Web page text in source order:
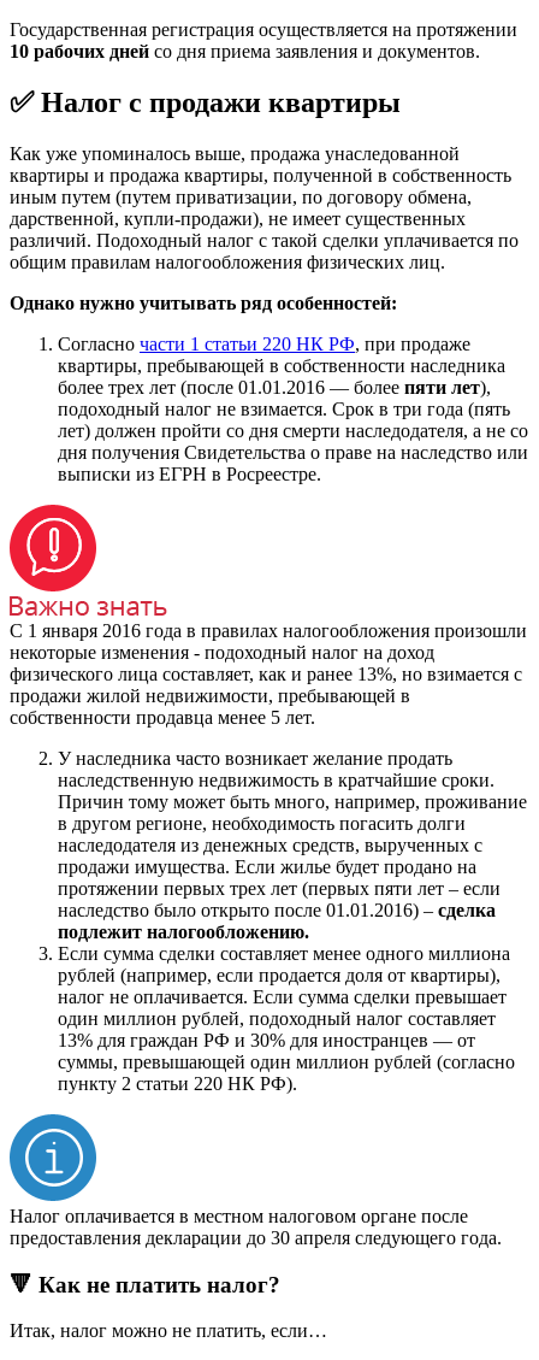
Государственная регистрация осуществляется на протяжении
10 рабочих дней со дня приема заявления и документов.
✅ Налог с продажи квартиры
Как уже упоминалось выше, продажа унаследованной
квартиры и продажа квартиры, полученной в собственность
иным путем (путем приватизации, по договору обмена,
дарственной, купли-продажи), не имеет существенных
различий. Подоходный налог с такой сделки уплачивается по
общим правилам налогообложения физических лиц.
Однако нужно учитывать ряд особенностей:
Согласно части 1 статьи 220 НК РФ, при продаже
квартиры, пребывающей в собственности наследника
более трех лет (после 01.01.2016 — более пяти лет),
подоходный налог не взимается. Срок в три года (пять
лет) должен пройти со дня смерти наследодателя, а не со
дня получения Свидетельства о праве на наследство или
выписки из ЕГРН в Росреестре.
С 1 января 2016 года в правилах налогообложения произошли
некоторые изменения - подоходный налог на доход
физического лица составляет, как и ранее 13%, но взимается с
продажи жилой недвижимости, пребывающей в
собственности продавца менее 5 лет.
У наследника часто возникает желание продать
наследственную недвижимость в кратчайшие сроки.
Причин тому может быть много, например, проживание
в другом регионе, необходимость погасить долги
наследодателя из денежных средств, вырученных с
продажи имущества. Если жилье будет продано на
протяжении первых трех лет (первых пяти лет – если
наследство было открыто после 01.01.2016) – сделка
подлежит налогообложению.
Если сумма сделки составляет менее одного миллиона
рублей (например, если продается доля от квартиры),
налог не оплачивается. Если сумма сделки превышает
один миллион рублей, подоходный налог составляет
13% для граждан РФ и 30% для иностранцев — от
суммы, превышающей один миллион рублей (согласно
пункту 2 статьи 220 НК РФ).
Налог оплачивается в местном налоговом органе после
предоставления декларации до 30 апреля следующего года.
🔻 Как не платить налог?
Итак, налог можно не платить, если…